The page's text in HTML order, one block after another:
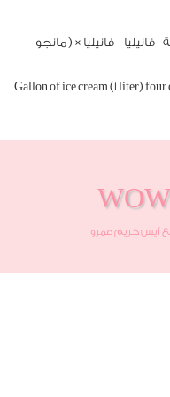
مختلفة فانيليا – فانيليا × ( مانجو –
Gallon of ice cream (1 liter)
آيس كريم عمرو